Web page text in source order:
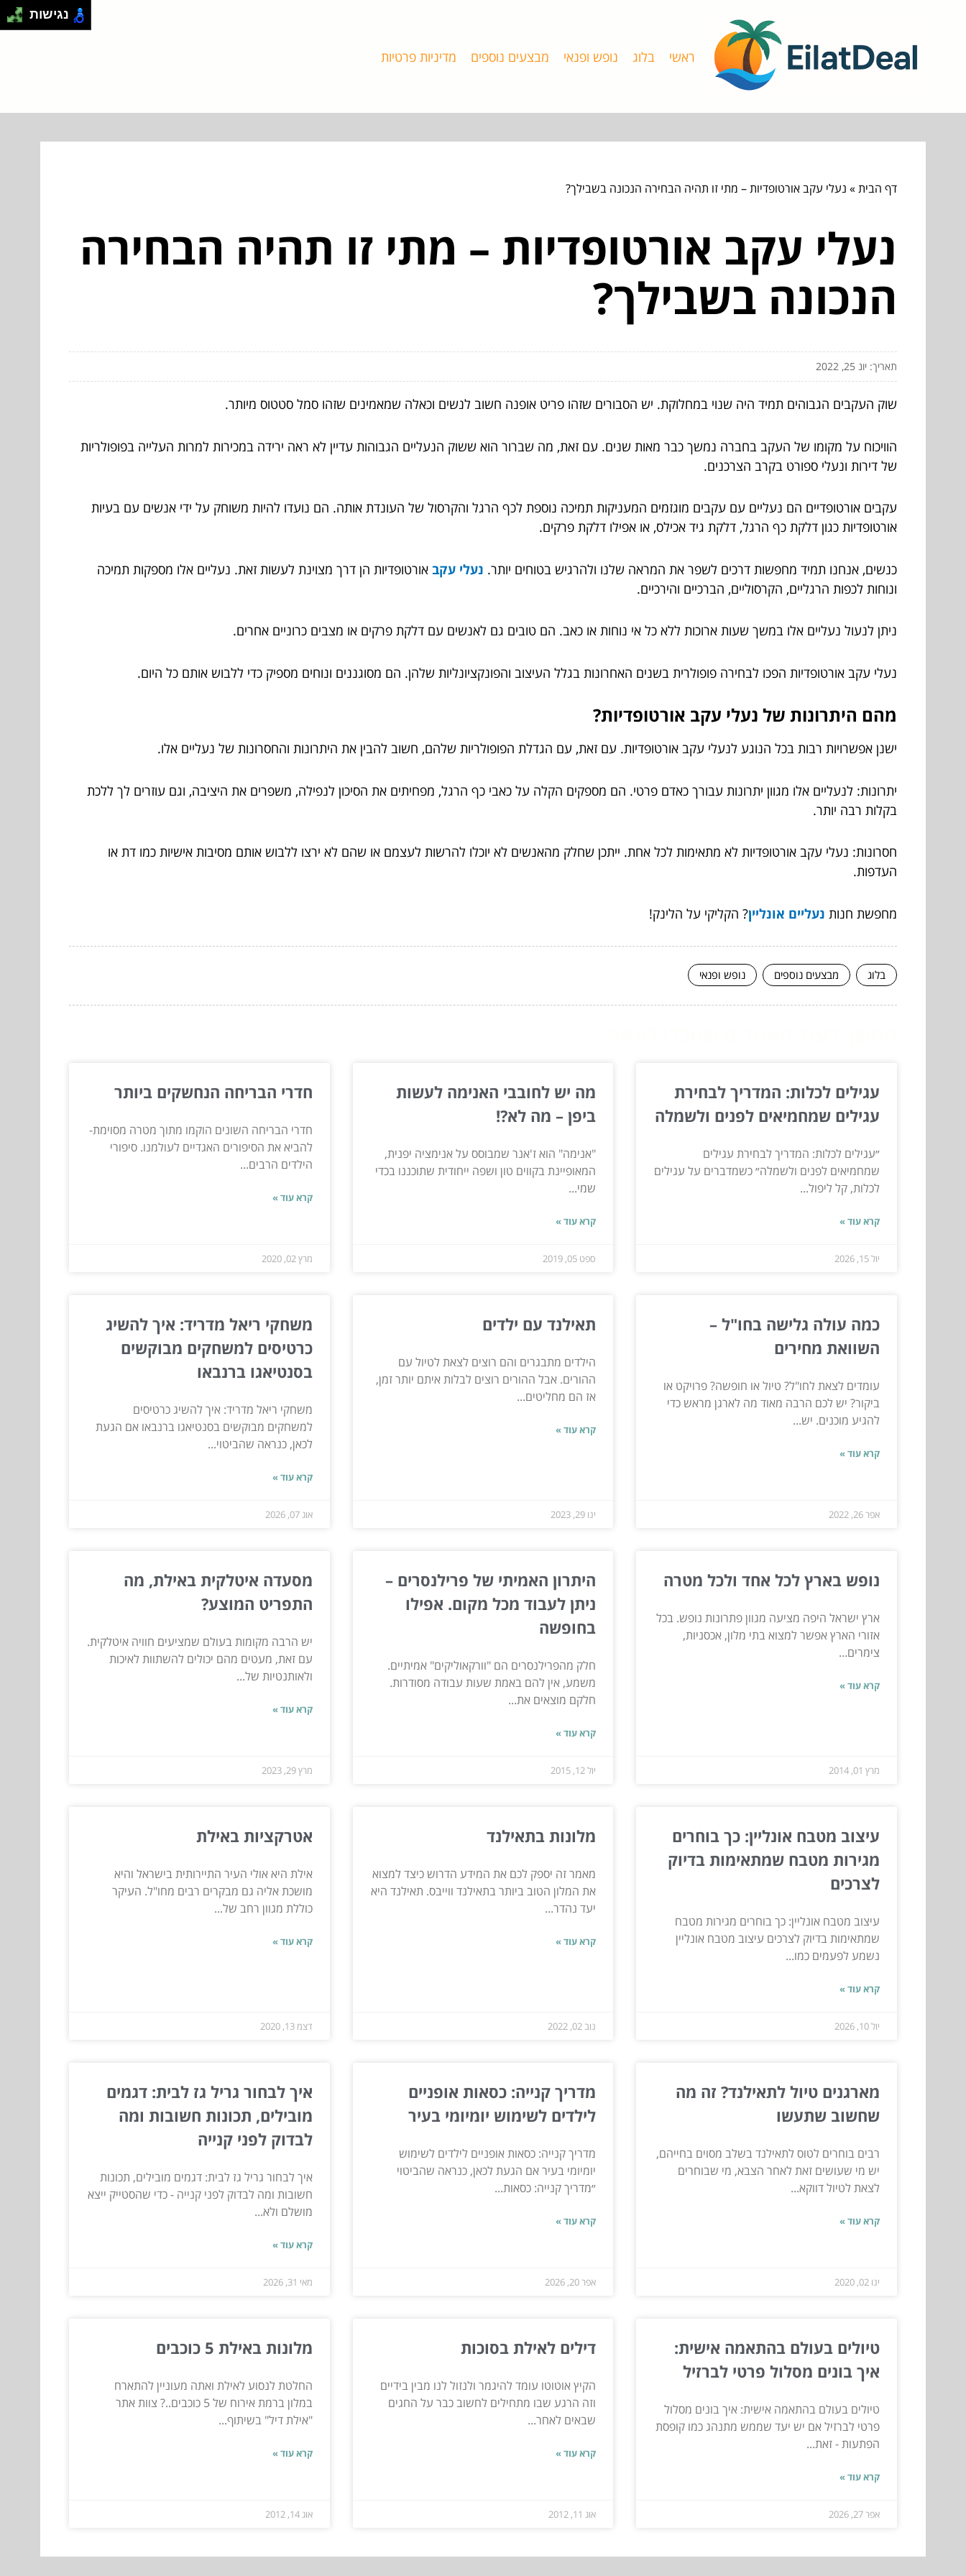
ראשי בלוג נופש ופנאי מבצעים נוספים מדיניות פרטיות
דף הבית» נעלי עקב אורטופדיות – מתי זו תהיה הבחירה הנכונה בשבילך?
נעלי עקב אורטופדיות – מתי זו תהיה הבחירה
הנכונה בשבילך?
תאריך: יונ 25, 2022
שוק העקבים הגבוהים תמיד היה שנוי במחלוקת. יש הסבורים שזהו פריט אופנה חשוב לנשים וכאלה שמאמינים שזהו סמל סטטוס מיותר.
הוויכוח על מקומו של העקב בחברה נמשך כבר מאות שנים. עם זאת, מה שברור הוא ששוק הנעליים הגבוהות עדיין לא ראה ירידה במכירות למרות העלייה בפופולריות
של דירות ונעלי ספורט בקרב הצרכנים.
עקבים אורטופדיים הם נעליים עם עקבים מוגזמים המעניקות תמיכה נוספת לכף הרגל והקרסול של העונדת אותה. הם נועדו להיות משוחק על ידי אנשים עם בעיות
אורטופדיות כגון דלקת כף הרגל, דלקת גיד אכילס, או אפילו דלקת פרקים.
כנשים, אנחנו תמיד מחפשות דרכים לשפר את המראה שלנו ולהרגיש בטוחים יותר. נעלי עקב אורטופדיות הן דרך מצוינת לעשות זאת. נעליים אלו מספקות תמיכה
ונוחות לכפות הרגליים, הקרסוליים, הברכיים והירכיים.
ניתן לנעול נעליים אלו במשך שעות ארוכות ללא כל אי נוחות או כאב. הם טובים גם לאנשים עם דלקת פרקים או מצבים כרוניים אחרים.
נעלי עקב אורטופדיות הפכו לבחירה פופולרית בשנים האחרונות בגלל העיצוב והפונקציונליות שלהן. הם מסוגננים ונוחים מספיק כדי ללבוש אותם כל היום.
מהם היתרונות של נעלי עקב אורטופדיות?
ישנן אפשרויות רבות בכל הנוגע לנעלי עקב אורטופדיות. עם זאת, עם הגדלת הפופולריות שלהם, חשוב להבין את היתרונות והחסרונות של נעליים אלו.
יתרונות: לנעליים אלו מגוון יתרונות עבורך כאדם פרטי. הם מספקים הקלה על כאבי כף הרגל, מפחיתים את הסיכון לנפילה, משפרים את היציבה, וגם עוזרים לך ללכת
בקלות רבה יותר.
חסרונות: נעלי עקב אורטופדיות לא מתאימות לכל אחת. ייתכן שחלק מהאנשים לא יוכלו להרשות לעצמם או שהם לא ירצו ללבוש אותם מסיבות אישיות כמו דת או
העדפות.
מחפשת חנות נעליים אונליין? הקליקי על הלינק!
בלוג מבצעים נוספים נופש ופנאי
עגילים לכלות: המדריך לבחירת
עגילים שמחמיאים לפנים ולשמלה
״עגילים לכלות: המדריך לבחירת עגילים
שמחמיאים לפנים ולשמלה״ כשמדברים על עגילים
לכלות, קל ליפול...
קרא עוד »
יול 15, 2026
מה יש לחובבי האנימה לעשות
ביפן – מה לא?!
"אנימה" הוא ז'אנר שמבוסס על אנימציה יפנית,
המאופיינת בקווים טון ושפה ייחודית שתוכננו בכדי
שמי...
קרא עוד »
ספט 05, 2019
חדרי הבריחה הנחשקים ביותר
חדרי הבריחה השונים הוקמו מתוך מטרה מסוימת-
להביא את הסיפורים האגדיים לעולמנו. סיפורי
הילדים הרבים...
קרא עוד »
מרץ 02, 2020
כמה עולה גלישה בחו"ל –
השוואת מחירים
עומדים לצאת לחו"ל? טיול או חופשה? פרויקט או
ביקור? יש לכם הרבה מאוד מה לארגן מראש כדי
להגיע מוכנים. יש...
קרא עוד »
אפר 26, 2022
תאילנד עם ילדים
הילדים מתבגרים והם רוצים לצאת לטיול עם
ההורים. אבל ההורים רוצים לבלות איתם יותר זמן,
אז הם מחליטים...
קרא עוד »
ינו 29, 2023
משחקי ריאל מדריד: איך להשיג
כרטיסים למשחקים מבוקשים
בסנטיאגו ברנבאו
משחקי ריאל מדריד: איך להשיג כרטיסים
למשחקים מבוקשים בסנטיאגו ברנבאו אם הגעת
לכאן, כנראה שהביטוי...
קרא עוד »
אוג 07, 2026
נופש בארץ לכל אחד ולכל מטרה
ארץ ישראל היפה מציעה מגוון פתרונות נופש. בכל
אזורי הארץ אפשר למצוא בתי מלון, אכסניות,
צימרים...
קרא עוד »
מרץ 01, 2014
היתרון האמיתי של פרילנסרים –
ניתן לעבוד מכל מקום. אפילו
בחופשה
חלק מהפרילנסרים הם "וורקאוליקים" אמיתיים.
משמע, אין להם באמת שעות עבודה מסודרות.
חלקם מוצאים את...
קרא עוד »
יול 12, 2015
מסעדה איטלקית באילת, מה
התפריט המוצע?
יש הרבה מקומות בעולם שמציעים חוויה איטלקית.
עם זאת, מעטים מהם יכולים להשתוות לאיכות
ולאותנטיות של...
קרא עוד »
מרץ 29, 2023
עיצוב מטבח אונליין: כך בוחרים
מגירות מטבח שמתאימות בדיוק
לצרכים
עיצוב מטבח אונליין: כך בוחרים מגירות מטבח
שמתאימות בדיוק לצרכים עיצוב מטבח אונליין
נשמע לפעמים כמו...
קרא עוד »
יול 10, 2026
מלונות בתאילנד
מאמר זה יספק לכם את המידע הדרוש כיצד למצוא
את המלון הטוב ביותר בתאילנד ווייבס. תאילנד היא
יעד נהדר...
קרא עוד »
נוב 02, 2022
אטרקציות באילת
אילת היא אולי העיר התיירותית בישראל והיא
מושכת אליה גם מבקרים רבים מחו"ל. העיקר
כוללת מגוון רחב של...
קרא עוד »
דצמ 13, 2020
מארגנים טיול לתאילנד? זה מה
שחשוב שתעשו
רבים בוחרים לטוס לתאילנד בשלב מסוים בחייהם,
יש מי שעושים זאת לאחר הצבא, מי שבוחרים
לצאת לטיול דווקא...
קרא עוד »
ינו 02, 2020
מדריך קנייה: כסאות אופניים
לילדים לשימוש יומיומי בעיר
מדריך קנייה: כסאות אופניים לילדים לשימוש
יומיומי בעיר אם הגעת לכאן, כנראה שהביטוי
״מדריך קנייה: כסאות...
קרא עוד »
אפר 20, 2026
איך לבחור גריל גז לבית: דגמים
מובילים, תכונות חשובות ומה
לבדוק לפני קנייה
איך לבחור גריל גז לבית: דגמים מובילים, תכונות
חשובות ומה לבדוק לפני קנייה - כדי שהסטייק ייצא
מושלם ולא...
קרא עוד »
מאי 31, 2026
טיולים בעולם בהתאמה אישית:
איך בונים מסלול פרטי לברזיל
טיולים בעולם בהתאמה אישית: איך בונים מסלול
פרטי לברזיל אם יש יעד שממש מתנהג כמו קופסת
הפתעות - זאת...
קרא עוד »
אפר 27, 2026
דילים לאילת בסוכות
הקיץ אוטוטו עומד להיגמר ולנזול לנו מבין בידיים
וזה הרגע שבו מתחילים לחשוב כבר על החגים
שבאים לאחר...
קרא עוד »
אוג 11, 2012
מלונות באילת 5 כוכבים
החלטת לנסוע לאילת ואתה מעוניין להתארח
במלון ברמת אירוח של 5 כוכבים..? צוות אתר
"אילת דיל" בשיתוף...
קרא עוד »
אוג 14, 2012
נגישות